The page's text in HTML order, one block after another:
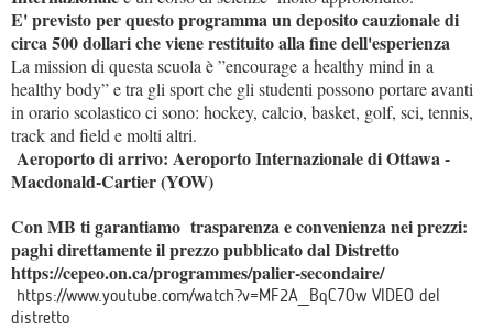
E' previsto per questo programma un deposito cauzionale di
circa 500 dollari che viene restituito alla fine dell'esperienza
La mission di questa scuola è ”encourage a healthy mind in a
healthy body” e tra gli sport che gli studenti possono portare avanti
in orario scolastico ci sono: hockey, calcio, basket, golf, sci, tennis,
track and field e molti altri.
Aeroporto di arrivo: Aeroporto Internazionale di Ottawa -
Macdonald-Cartier (YOW)
Con MB ti garantiamo trasparenza e convenienza nei prezzi:
paghi direttamente il prezzo pubblicato dal Distretto
https://cepeo.on.ca/programmes/palier-secondaire/
https://www.youtube.com/watch?v=MF2A_BqC7Ow VIDEO del
distretto